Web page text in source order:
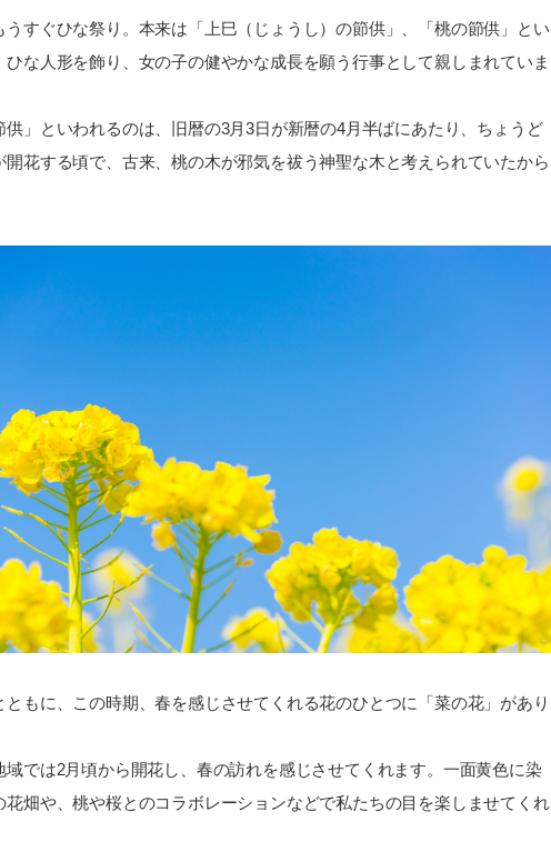
うすぐひな祭り。本来は「上巳（じょうし）の節供」、「桃の節供」とい
ひな人形を飾り、女の子の健やかな成長を願う行事として親しまれていま
供」といわれるのは、旧暦の3月3日が新暦の4月半ばにあたり、ちょうど
開花する頃で、古来、桃の木が邪気を祓う神聖な木と考えられていたから
ともに、この時期、春を感じさせてくれる花のひとつに「菜の花」があり
域では2月頃から開花し、春の訪れを感じさせてくれます。一面黄色に染
花畑や、桃や桜とのコラボレーションなどで私たちの目を楽しませてくれ